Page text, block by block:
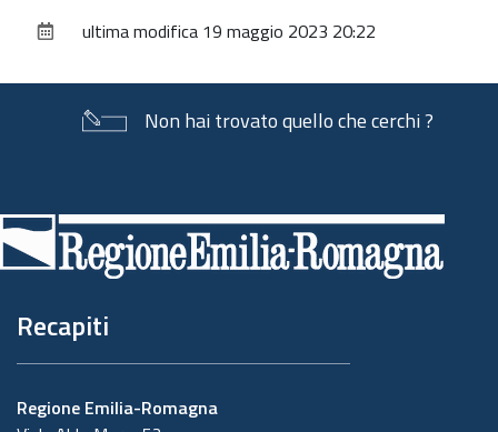
documentoultima modifica 19 maggio 2023 20:22
Non hai trovato quello che cerchi ?
di
pagina
Recapiti
Regione Emilia-Romagna